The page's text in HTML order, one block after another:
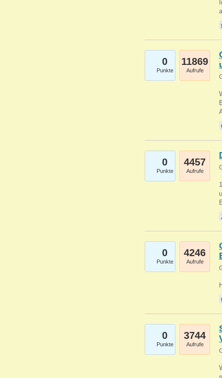
0
Punkte
11869
Aufrufe
0
Punkte
4457
Aufrufe
0
Punkte
4246
Aufrufe
0
Punkte
3744
Aufrufe